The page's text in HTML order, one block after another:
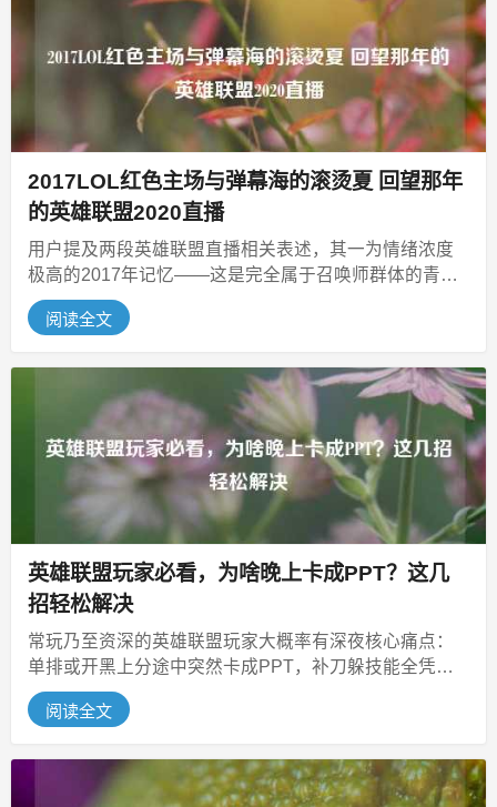
2017LOL红色主场与弹幕海的滚烫夏 回望那年
的英雄联盟2020直播
用户提及两段英雄联盟直播相关表述，其一为情绪浓度
极高的2017年记忆——这是完全属于召唤师群体的青春
滚烫夏天，线上线下联动氛围拉...
阅读全文
英雄联盟玩家必看，为啥晚上卡成PPT？这几
招轻松解决
常玩乃至资深的英雄联盟玩家大概率有深夜核心痛点：
单排或开黑上分途中突然卡成PPT，补刀躲技能全凭模
糊预判，掉星挨骂成常态？别急，...
阅读全文